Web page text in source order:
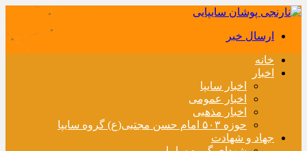
ارسال خبر
خانه
اخبار
اخبار سایپا
اخبار عمومی
اخبار مذهبی
حوزه ۵۰۳ امام حسن مجتبی(ع) گروه سایپا
جهاد و شهادت